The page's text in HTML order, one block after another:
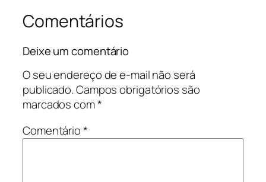
Comentários
Deixe um comentário
O seu endereço de e-mail não será
publicado.Campos obrigatórios são
marcados com*
Comentário*